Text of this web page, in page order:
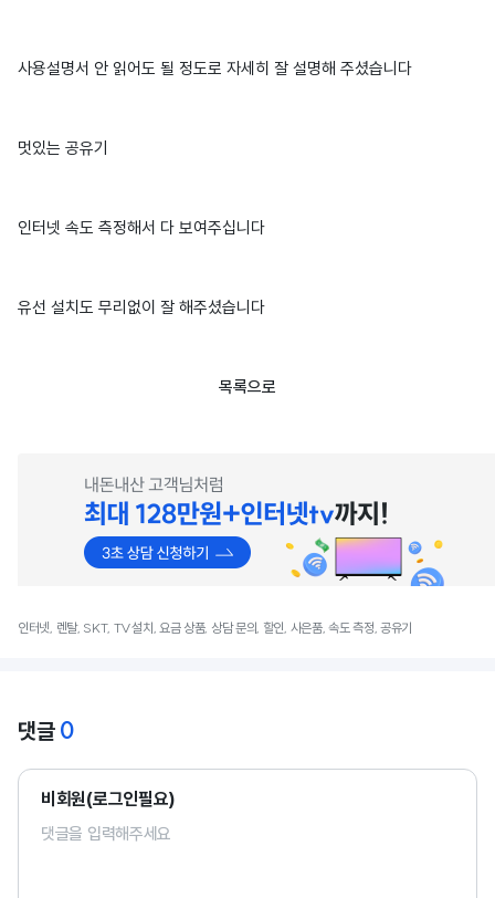
사용설명서 안 읽어도 될 정도로 자세히 잘 설명해 주셨습니다
멋있는 공유기
인터넷 속도 측정해서 다 보여주십니다
유선 설치도 무리없이 잘 해주셨습니다
목록으로
인터넷, 렌탈, SKT, TV설치, 요금 상품, 상담 문의, 할인, 사은품, 속도 측정, 공유기
댓글 0
비회원(로그인필요)